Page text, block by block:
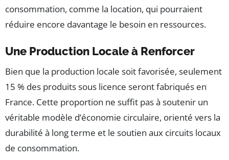
consommation, comme la location, qui pourraient
réduire encore davantage le besoin en ressources.
Une Production Locale à Renforcer
Bien que la production locale soit favorisée, seulement
15 % des produits sous licence seront fabriqués en
France. Cette proportion ne suffit pas à soutenir un
véritable modèle d’économie circulaire, orienté vers la
durabilité à long terme et le soutien aux circuits locaux
de consommation.